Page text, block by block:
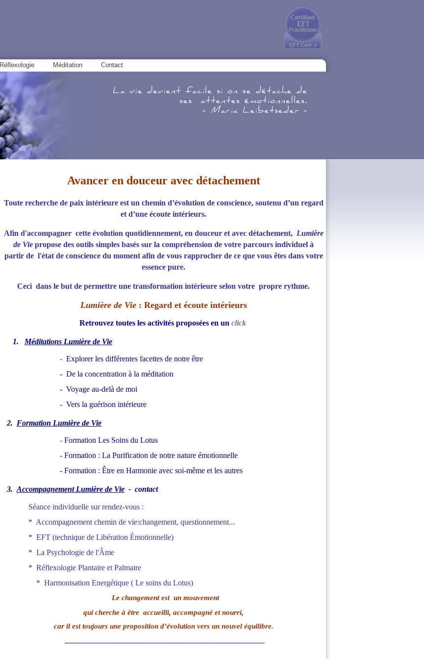
Réflexologie Méditation Contact
Avancer en douceur avec détachement
Toute recherche de paix intérieure est un chemin d’évolution de conscience, soutenu d’un regard
et d’une écoute intérieurs.
Afin d'accompagner cette évolution quotidiennement, en douceur et avec détachement, Lumière
de Vie propose des outils simples basés sur la compréhension de votre parcours individuel à
partir de l'état de conscience du moment afin de vous rapprocher de ce que vous êtes dans votre
essence pure.
Ceci dans le but de permettre une transformation intérieure selon votre propre rythme.
Lumière de Vie: Regard et écoute intérieurs
Retrouvez toutes les activités proposées en un click
1. Méditations Lumière de Vie
- Explorer les différentes facettes de notre être
- De la concentration à la méditation
- Voyage au-delà de moi
- Vers la guérison intérieure
2. Formation Lumière de Vie
- Formation Les Soins du Lotus
- Formation : La Purification de notre nature émotionnelle
- Formation : Être en Harmonie avec soi-même et les autres
3. Accompagnement Lumière de Vie - contact
Séance individuelle sur rendez-vous :
* Accompagnement chemin de vie:changement, questionnement...
* EFT (technique de Libération Émotionnelle)
* La Psychologie de l'Âme
* Réflexologie Plantaire et Palmaire
* Harmonisation Energétique ( Le soins du Lotus)
Le changement est un mouvement
qui cherche à être accueilli, accompagné et nourri,
car il est toujours une proposition d’évolution vers un nouvel équilibre.